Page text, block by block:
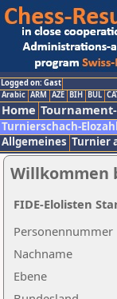
Logged on: Gast
Arabic ARM AZE BIH BUL
Home
Turnierschach-Elozahl
Allgemeines Turnier
Willkommen
Nachname
Ebene
Personennummer
FIDE-Elolisten